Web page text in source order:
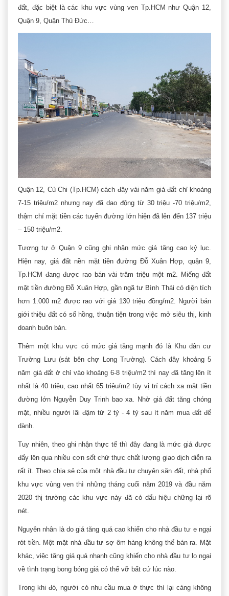
đất, đặc biệt là các khu vực vùng ven Tp.HCM như Quận 12,
Quận 9, Quận Thủ Đức…
Quận 12, Củ Chi (Tp.HCM) cách đây vài năm giá đất chỉ khoảng
7-15 triệu/m2 nhưng nay đã dao động từ 30 triệu -70 triệu/m2,
thậm chí mặt tiền các tuyến đường lớn hiện đã lên đến 137 triệu
– 150 triệu/m2.
Tương tự ở Quận 9 cũng ghi nhận mức giá tăng cao kỷ lục.
Hiện nay, giá đất nền mặt tiền đường Đỗ Xuân Hợp, quận 9,
Tp.HCM đang được rao bán vài trăm triệu một m2. Miếng đất
mặt tiền đường Đỗ Xuân Hợp, gần ngã tư Bình Thái có diện tích
hơn 1.000 m2 được rao với giá 130 triệu đồng/m2. Người bán
giới thiệu đất có sổ hồng, thuận tiện trong việc mở siêu thị, kinh
doanh buôn bán.
Thêm một khu vực có mức giá tăng mạnh đó là Khu dân cư
Trường Lưu (sát bên chợ Long Trường). Cách đây khoảng 5
năm giá đất ở chỉ vào khoảng 6-8 triệu/m2 thì nay đã tăng lên ít
nhất là 40 triệu, cao nhất 65 triệu/m2 tùy vị trí cách xa mặt tiền
đường lớn Nguyễn Duy Trinh bao xa. Nhờ giá đất tăng chóng
mặt, nhiều người lãi đậm từ 2 tỷ - 4 tỷ sau ít năm mua đất để
dành.
Tuy nhiên, theo ghi nhận thực tế thì đây đang là mức giá được
đẩy lên qua nhiều cơn sốt chứ thực chất lượng giao dịch diễn ra
rất ít. Theo chia sẻ của một nhà đầu tư chuyên săn đất, nhà phố
khu vực vùng ven thì những tháng cuối năm 2019 và đầu năm
2020 thị trường các khu vực này đã có dấu hiệu chững lại rõ
nét.
Nguyên nhân là do giá tăng quá cao khiến cho nhà đầu tư e ngại
rót tiền. Một mặt nhà đầu tư sợ ôm hàng không thể bán ra. Mặt
khác, việc tăng giá quá nhanh cũng khiến cho nhà đầu tư lo ngại
về tình trạng bong bóng giá có thể vỡ bất cứ lúc nào.
Trong khi đó, người có nhu cầu mua ở thực thì lại càng không